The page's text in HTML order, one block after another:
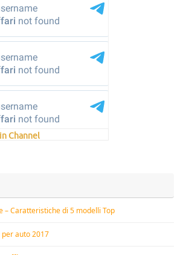
Channel
– Caratteristiche di 5 modelli Top
auto 2017